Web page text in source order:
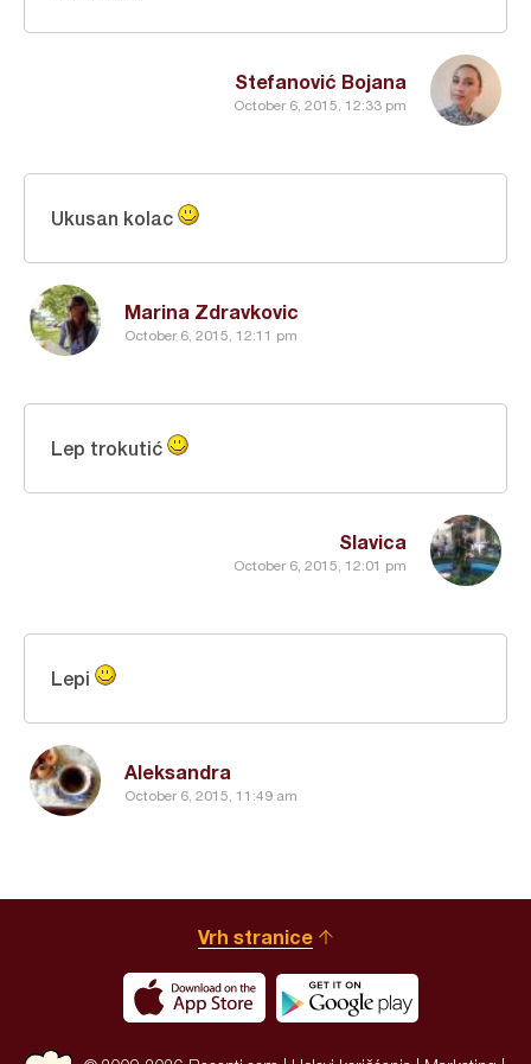
Stefanović Bojana
October 6, 2015, 12:33 pm
Marina Zdravkovic
October 6, 2015, 12:11 pm
Ukusan kolac
Slavica
October 6, 2015, 12:01 pm
Lep trokutić
Aleksandra
October 6, 2015, 11:49 am
Lepi
Vrh stranice